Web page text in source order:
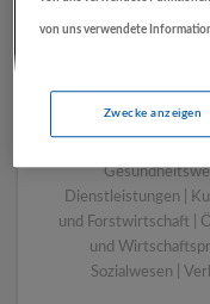
Bau |
Energieversorgung
Dienstleistungen |
und Forstwirtschaft |
und
Sozialwesen |
von uns verwendete
Zwecke anzeigen